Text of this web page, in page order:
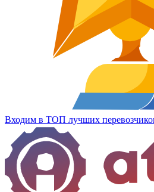
Входим в ТОП лучших